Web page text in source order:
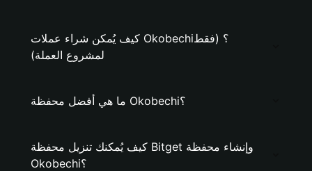
كيف يُمكن شراء عملات Okobechi؟ (فقط
لمشروع العملة)
ما هي أفضل محفظة Okobechi؟
كيف يُمكنك تنزيل محفظة Bitget وإنشاء محفظة
Okobechi؟